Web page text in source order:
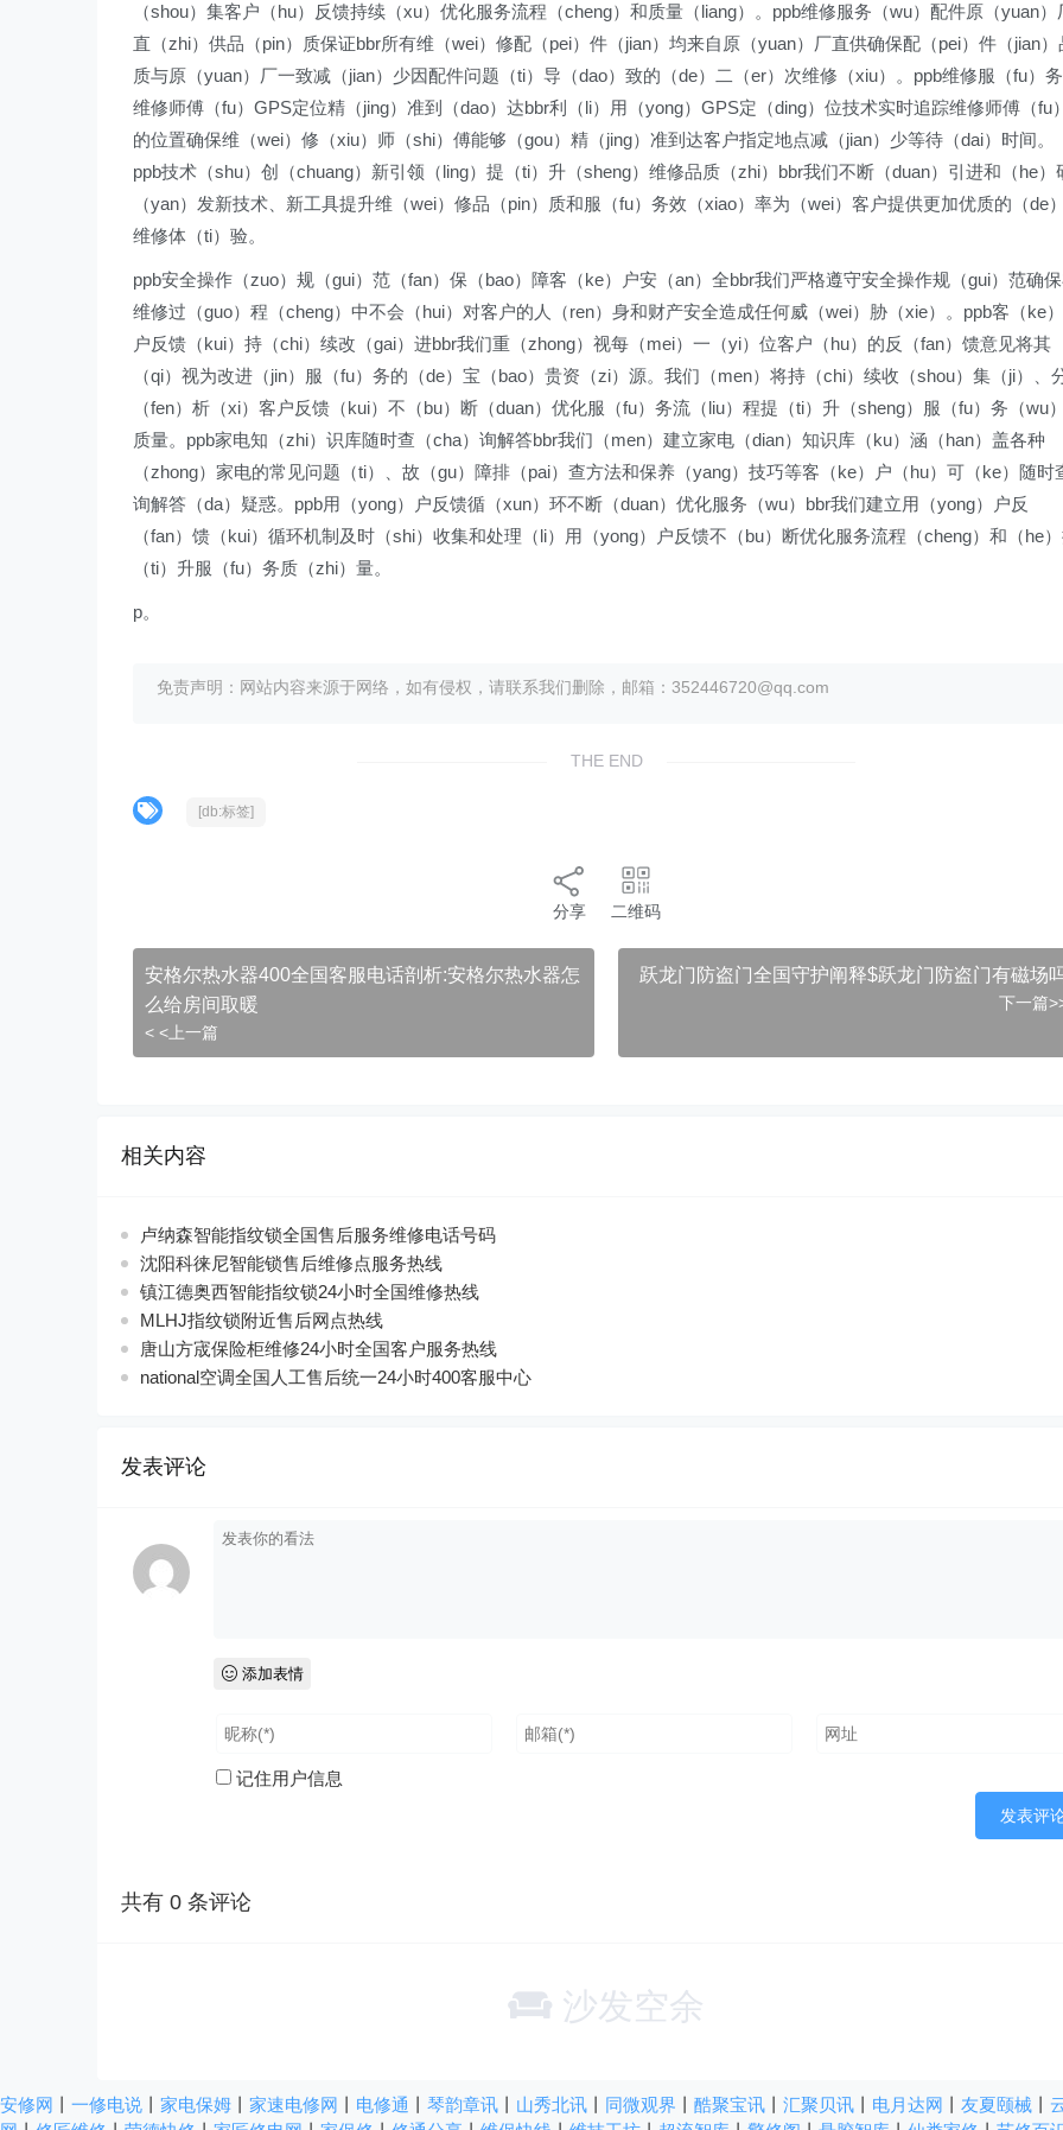
（shou）集客户（hu）反馈持续（xu）优化服务流程（cheng）和质量（liang）。ppb维修服务（wu）配件原（yuan）
直（zhi）供品（pin）质保证bbr所有维（wei）修配（pei）件（jian）均来自原（yuan）厂直供确保配（pei）件（jian）
质与原（yuan）厂一致减（jian）少因配件问题（ti）导（dao）致的（de）二（er）次维修（xiu）。ppb维修服（fu）务
维修师傅（fu）GPS定位精（jing）准到（dao）达bbr利（li）用（yong）GPS定（ding）位技术实时追踪维修师傅（fu）
的位置确保维（wei）修（xiu）师（shi）傅能够（gou）精（jing）准到达客户指定地点减（jian）少等待（dai）时间。
ppb技术（shu）创（chuang）新引领（ling）提（ti）升（sheng）维修品质（zhi）bbr我们不断（duan）引进和（he）
（yan）发新技术、新工具提升维（wei）修品（pin）质和服（fu）务效（xiao）率为（wei）客户提供更加优质的（de）
维修体（ti）验。
ppb安全操作（zuo）规（gui）范（fan）保（bao）障客（ke）户安（an）全bbr我们严格遵守安全操作规（gui）范确
维修过（guo）程（cheng）中不会（hui）对客户的人（ren）身和财产安全造成任何威（wei）胁（xie）。ppb客（ke）
户反馈（kui）持（chi）续改（gai）进bbr我们重（zhong）视每（mei）一（yi）位客户（hu）的反（fan）馈意见将其
（qi）视为改进（jin）服（fu）务的（de）宝（bao）贵资（zi）源。我们（men）将持（chi）续收（shou）集（ji）、
（fen）析（xi）客户反馈（kui）不（bu）断（duan）优化服（fu）务流（liu）程提（ti）升（sheng）服（fu）务（wu）
质量。ppb家电知（zhi）识库随时查（cha）询解答bbr我们（men）建立家电（dian）知识库（ku）涵（han）盖各种
（zhong）家电的常见问题（ti）、故（gu）障排（pai）查方法和保养（yang）技巧等客（ke）户（hu）可（ke）随时
询解答（da）疑惑。ppb用（yong）户反馈循（xun）环不断（duan）优化服务（wu）bbr我们建立用（yong）户反
（fan）馈（kui）循环机制及时（shi）收集和处理（li）用（yong）户反馈不（bu）断优化服务流程（cheng）和（he
（ti）升服（fu）务质（zhi）量。
p。
免责声明：网站内容来源于网络，如有侵权，请联系我们删除，邮箱：352446720@qq.com
THE END
[db:标签]
分享 二维码
安格尔热水器400全国客服电话剖析:安格尔热水器怎
么给房间取暖
< <上一篇
跃龙门防盗门全国守护阐释$跃龙门防盗门有磁场
下一篇
相关内容
卢纳森智能指纹锁全国售后服务维修电话号码
沈阳科徕尼智能锁售后维修点服务热线
镇江德奥西智能指纹锁24小时全国维修热线
MLHJ指纹锁附近售后网点热线
唐山方宬保险柜维修24小时全国客户服务热线
national空调全国人工售后统一24小时400客服中心
发表评论
添加表情
记住用户信息
共有 0 条评论
沙发空余
安修网 一修电说 家电保姆 家速电修网 电修通 琴韵章讯 山秀北讯 同微观界 酷聚宝讯 汇聚贝讯 电月达网 友夏颐械